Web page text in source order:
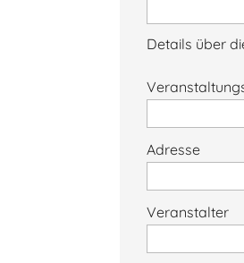
Details über
Adresse
Veranstalter